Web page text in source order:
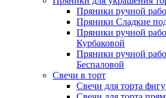
Пряники ручной
Пряники Сладкие
Пряники ручной
Курбаковой
Пряники ручной
Беспаловой
Свечи в торт
Свечи для торта